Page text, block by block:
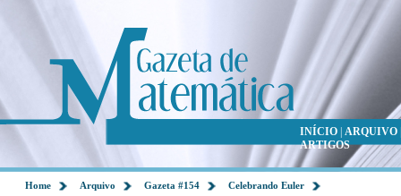
INÍCIO ARQUIVO
ARTIGOS
Home Arquivo Gazeta #154 Celebrando Euler